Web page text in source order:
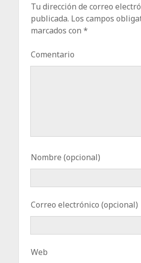
Tu dirección de correo
publicada. Los campos
marcados con*
Comentario
Nombre (opcional)
Correo electrónico (opcional)
Web